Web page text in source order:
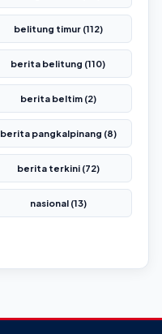
belitung timur (112)
berita belitung (110)
berita beltim (2)
berita pangkalpinang (8)
berita terkini (72)
nasional (13)